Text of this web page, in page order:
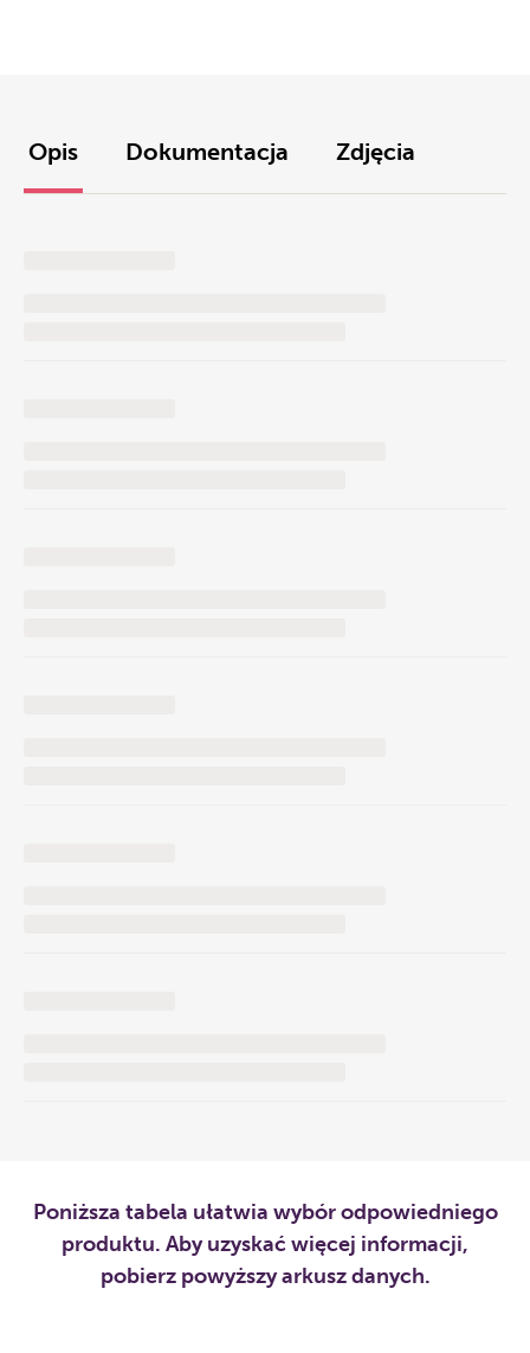
Opis Dokumentacja Zdjęcia
Poniższa tabela ułatwia wybór odpowiedniego
produktu. Aby uzyskać więcej informacji,
pobierz powyższy arkusz danych.